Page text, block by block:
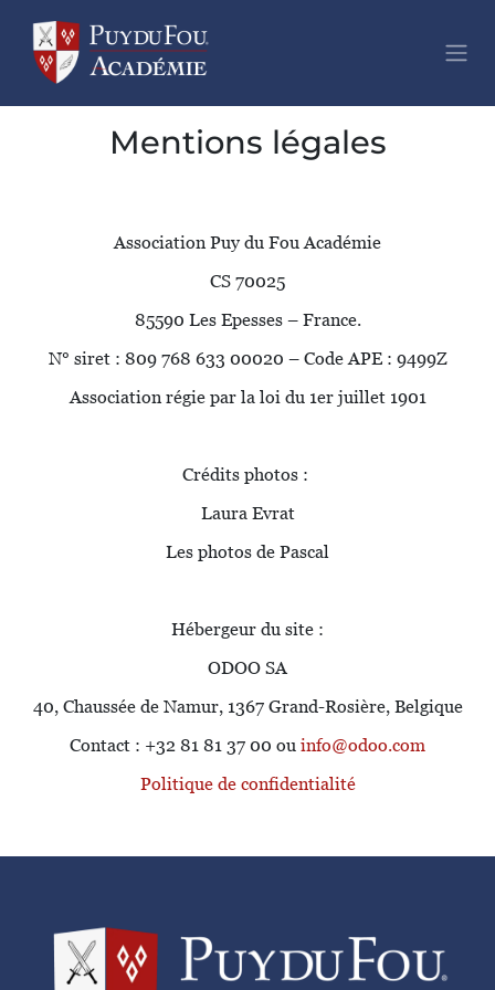
Mentions légales
Association Puy du Fou Académie
CS 70025
85590 Les Epesses – France.
N° siret : 809 768 633 00020 – Code APE : 9499Z
Association régie par la loi du 1er juillet 1901
Crédits photos :
Laura Evrat
Les photos de Pascal
Hébergeur du site :
ODOO SA
40, Chaussée de Namur, 1367 Grand-Rosière, Belgique
Contact : +32 81 81 37 00 ou info@odoo.com
Politique de confidentialité